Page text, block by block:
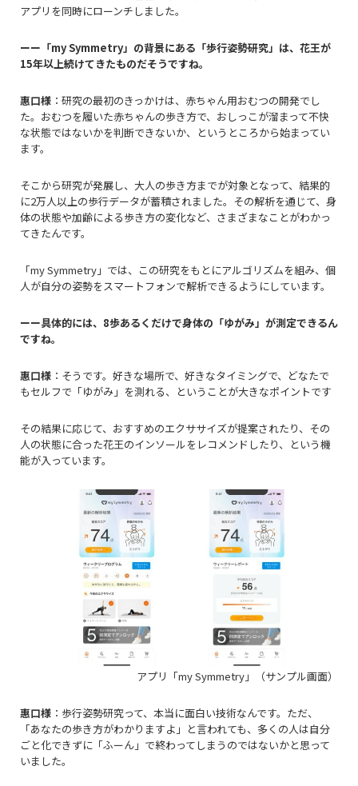
アプリを同時にローンチしました。
ーー「my Symmetry」の背景にある「歩行姿勢研究」は、花王が
15年以上続けてきたものだそうですね。
惠口様 ：研究の最初のきっかけは、赤ちゃん用おむつの開発でし
た。おむつを履いた赤ちゃんの歩き方で、おしっこが溜まって不快
な状態ではないかを判断できないか、というところから始まってい
ます。
そこから研究が発展し、大人の歩き方までが対象となって、結果的
に2万人以上の歩行データが蓄積されました。その解析を通じて、身
体の状態や加齢による歩き方の変化など、さまざまなことがわかっ
てきたんです。
「my Symmetry 」では、この研究をもとにアルゴリズムを組み、個
人が自分の姿勢をスマートフォンで解析できるようにしています。
ーー具体的には、 8歩あるくだけで身体の「ゆがみ」が測定できるん
ですね。
惠口様 ：そうです。好きな場所で、好きなタイミングで、どなたで
もセルフで「ゆがみ」を測れる、ということが大きなポイントです
その結果に応じて、おすすめのエクササイズが提案されたり、その
人の状態に合った花王のインソールをレコメンドしたり、という機
能が入っています。
アプリ「my Symmetry 」（サンプル画面）
惠口様 ：歩行姿勢研究って、本当に面白い技術なんです。ただ、
「あなたの歩き方がわかりますよ」と言われても、多くの人は自分
ごと化できずに「ふーん」で終わってしまうのではないかと思って
いました。